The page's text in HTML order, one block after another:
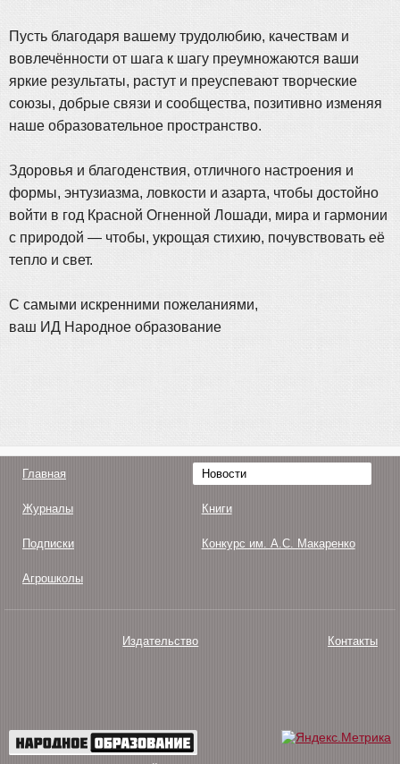
Пусть благодаря вашему трудолюбию, качествам и
вовлечённости от шага к шагу преумножаются ваши
яркие результаты, растут и преуспевают творческие
союзы, добрые связи и сообщества, позитивно изменяя
наше образовательное пространство.
Здоровья и благоденствия, отличного настроения и
формы, энтузиазма, ловкости и азарта, чтобы достойно
войти в год Красной Огненной Лошади, мира и гармонии
с природой — чтобы, укрощая стихию, почувствовать её
тепло и свет.
С самыми искренними пожеланиями,
ваш ИД Народное образование
Главная Новости
Журналы Книги
Подписки Конкурс им. А.С. Макаренко
Агрошколы
Издательство Контакты